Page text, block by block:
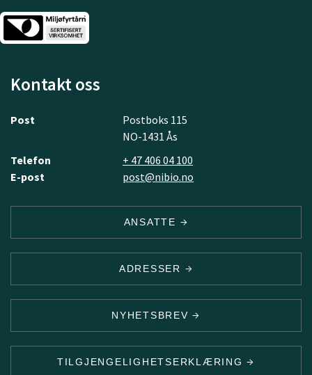
Kontakt oss
Post
Postboks 115
NO-1431 Ås
Telefon
+ 47 406 04 100
E-post
post@nibio.no
ANSATTE
ADRESSER
NYHETSBREV
TILGJENGELIGHETSERKLÆRING